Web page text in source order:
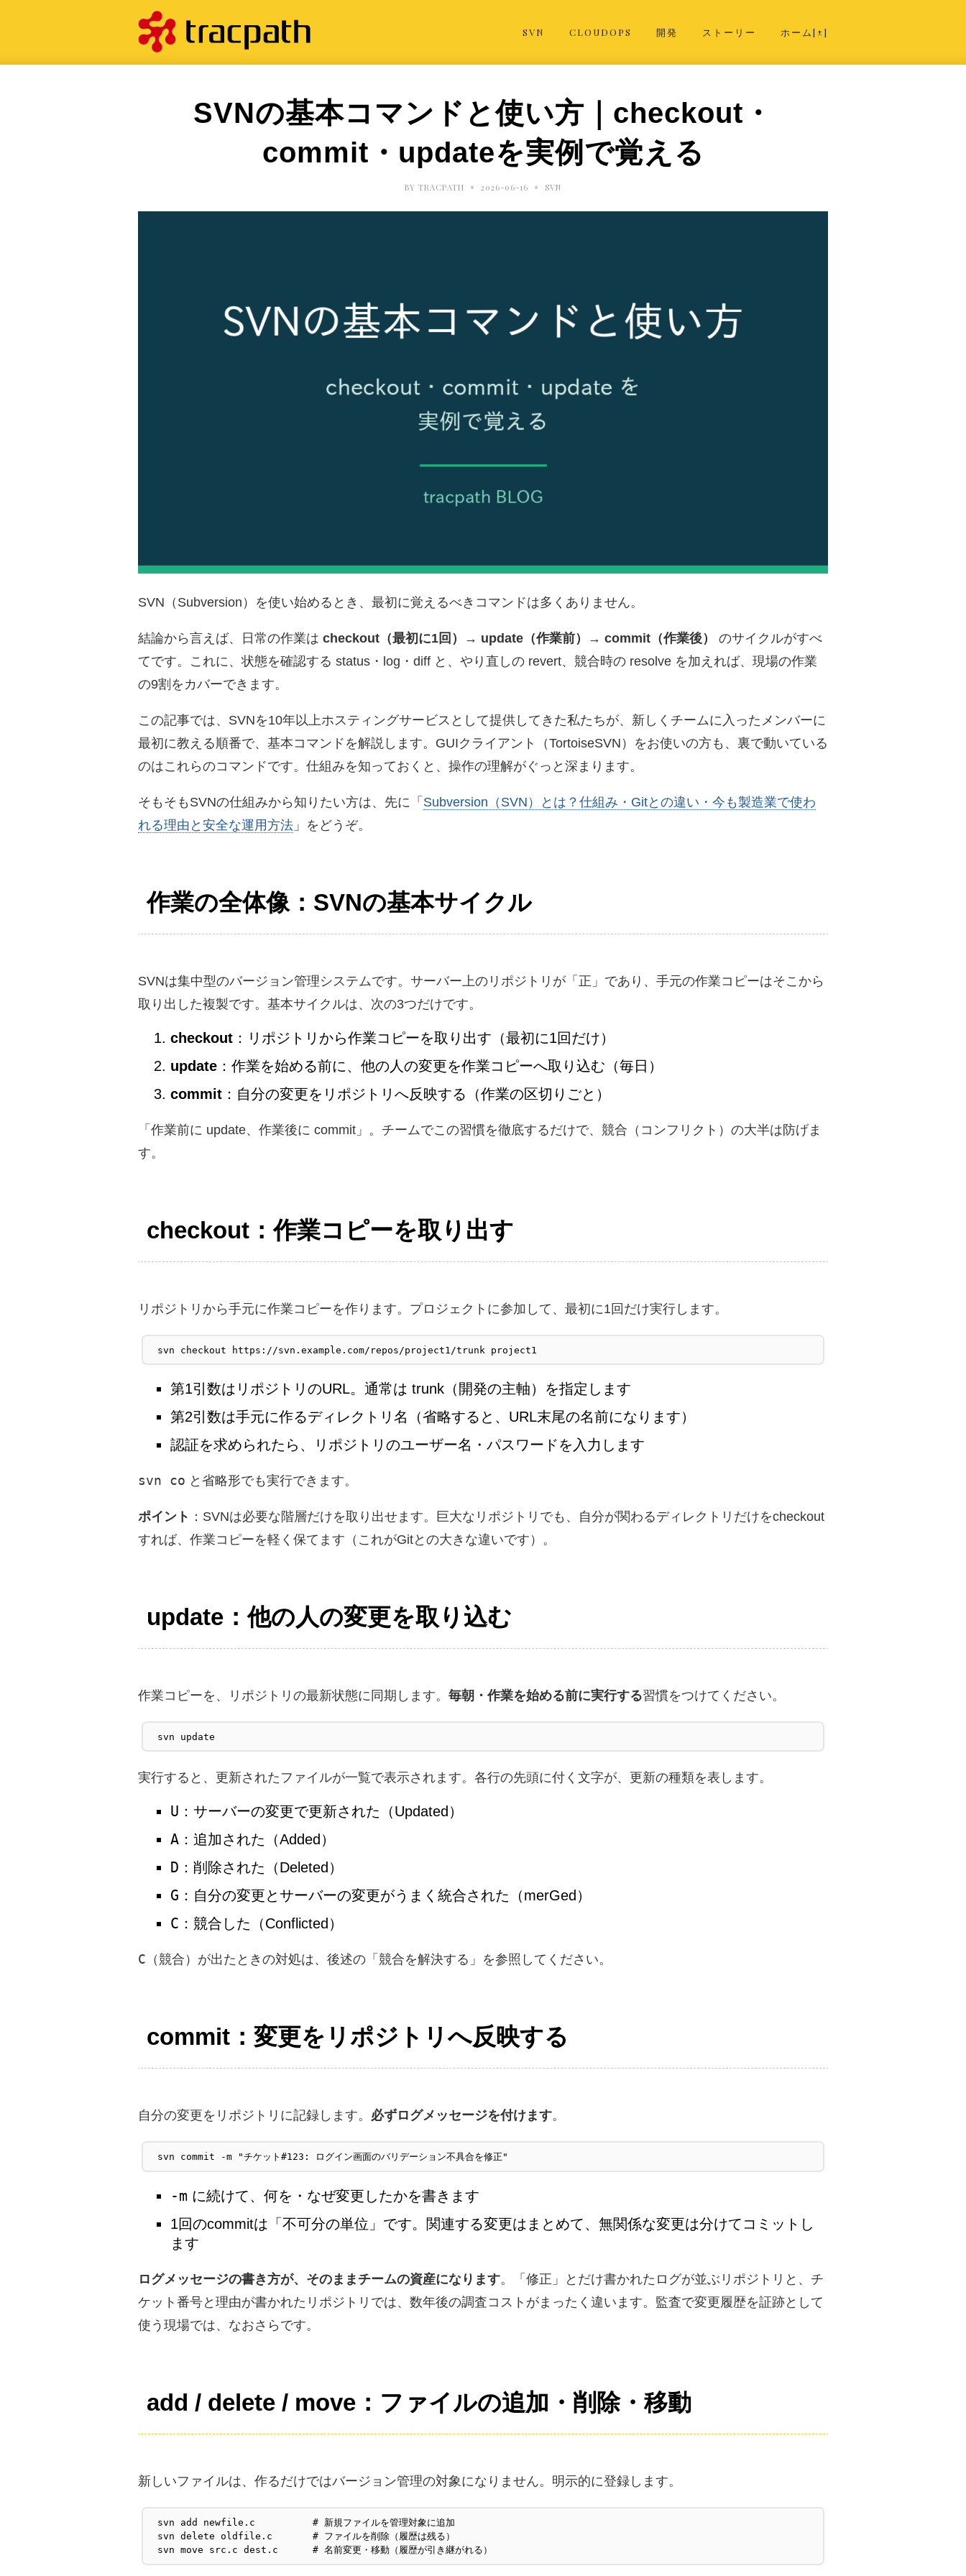
SVN CLOUDOPS 開発 ストーリー ホーム[↑]
SVNの基本コマンドと使い方｜checkout・
commit・updateを実例で覚える
BY TRACPATH • 2026-06-16 • SVN
SVN（Subversion）を使い始めるとき、最初に覚えるべきコマンドは多くありません。
結論から言えば、日常の作業は checkout（最初に1回）→ update（作業前）→ commit（作業後）
のサイクルがすべ
てです。これに、状態を確認する status・log・diff と、やり直しの revert、競合時の resolve を加えれば、現場の作業
の9割をカバーできます。
この記事では、SVNを10年以上ホスティングサービスとして提供してきた私たちが、新しくチームに入ったメンバーに
最初に教える順番で、基本コマンドを解説します。GUIクライアント（TortoiseSVN）をお使いの方も、裏で動いている
のはこれらのコマンドです。仕組みを知っておくと、操作の理解がぐっと深まります。
そもそもSVNの仕組みから知りたい方は、先に「 Subversion（SVN）とは？仕組み・Gitとの違い・今も製造業で使わ
れる理由と安全な運用方法 」をどうぞ。
作業の全体像：SVNの基本サイクル
SVNは集中型のバージョン管理システムです。サーバー上のリポジトリが「正」であり、手元の作業コピーはそこから
取り出した複製です。基本サイクルは、次の3つだけです。
checkout ：リポジトリから作業コピーを取り出す（最初に1回だけ）
update ：作業を始める前に、他の人の変更を作業コピーへ取り込む（毎日）
commit ：自分の変更をリポジトリへ反映する（作業の区切りごと）
「作業前に update、作業後に commit」。チームでこの習慣を徹底するだけで、競合（コンフリクト）の大半は防げま
す。
checkout：作業コピーを取り出す
リポジトリから手元に作業コピーを作ります。プロジェクトに参加して、最初に1回だけ実行します。
svn checkout https://svn.example.com/repos/project1/trunk project1
第1引数はリポジトリのURL。通常は trunk（開発の主軸）を指定します
第2引数は手元に作るディレクトリ名（省略すると、URL末尾の名前になります）
認証を求められたら、リポジトリのユーザー名・パスワードを入力します
svn co と省略形でも実行できます。
ポイント ：SVNは必要な階層だけを取り出せます。巨大なリポジトリでも、自分が関わるディレクトリだけをcheckout
すれば、作業コピーを軽く保てます（これがGitとの大きな違いです）。
update：他の人の変更を取り込む
作業コピーを、リポジトリの最新状態に同期します。 毎朝・作業を始める前に実行する習慣をつけてください。
svn update
実行すると、更新されたファイルが一覧で表示されます。各行の先頭に付く文字が、更新の種類を表します。
U ：サーバーの変更で更新された（Updated）
A ：追加された（Added）
D ：削除された（Deleted）
G ：自分の変更とサーバーの変更がうまく統合された（merGed）
C ：競合した（Conflicted）
C （競合）が出たときの対処は、後述の「競合を解決する」を参照してください。
commit：変更をリポジトリへ反映する
自分の変更をリポジトリに記録します。 必ずログメッセージを付けます。
svn commit -m "チケット#123: ログイン画面のバリデーション不具合を修正"
-m に続けて、何を・なぜ変更したかを書きます
1回のcommitは「不可分の単位」です。関連する変更はまとめて、無関係な変更は分けてコミットし
ます
ログメッセージの書き方が、そのままチームの資産になります。「修正」とだけ書かれたログが並ぶリポジトリと、チ
ケット番号と理由が書かれたリポジトリでは、数年後の調査コストがまったく違います。監査で変更履歴を証跡として
使う現場では、なおさらです。
add / delete / move：ファイルの追加・削除・移動
新しいファイルは、作るだけではバージョン管理の対象になりません。明示的に登録します。
svn add newfile.c          # 新規ファイルを管理対象に追加
svn delete oldfile.c       # ファイルを削除（履歴は残る）
svn move src.c dest.c      # 名前変更・移動（履歴が引き継がれる）